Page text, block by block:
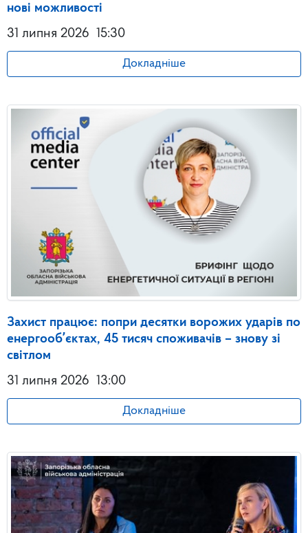
нові можливості
31 липня 2026 15:30
Докладніше
Захист працює: попри десятки ворожих ударів по
енергообʼєктах, 45 тисяч споживачів – знову зі
світлом
31 липня 2026 13:00
Докладніше